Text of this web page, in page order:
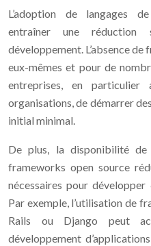
L’adoption de langages
entraîner une réduction
développement. L’absence de
eux-mêmes et pour de
entreprises, en
organisations, de démarrer
initial minimal.
De plus, la disponibilité de
frameworks open source
nécessaires pour
Par exemple, l’utilisation de
Rails ou Django peut
développement